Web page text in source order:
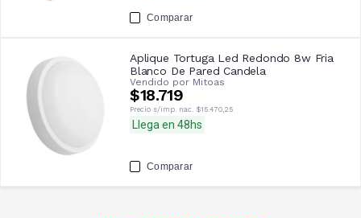
Comparar
Aplique Tortuga Led Redondo 8w Fria
Blanco De Pared Candela
Vendido por Mitoas
$18.719
Precio s/imp. nac. $15.470,25
Llega en 48hs
Comparar